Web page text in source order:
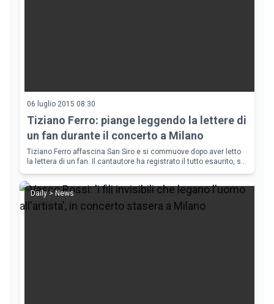
06 luglio 2015 08:30
Tiziano Ferro: piange leggendo la lettere di
un fan durante il concerto a Milano
Tiziano Ferro affascina San Siro e si commuove dopo aver letto
la lettera di un fan. Il cantautore ha registrato il tutto esaurito, si
Daily > News